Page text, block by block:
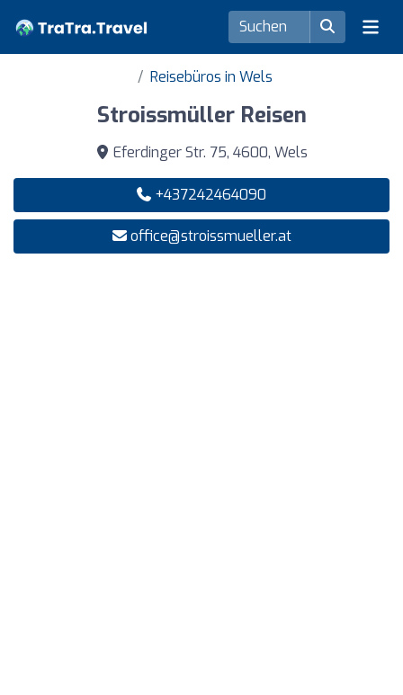
Reisebüros in Wels
Stroissmüller Reisen
Eferdinger Str. 75, 4600, Wels
+437242464090
office@stroissmueller.at